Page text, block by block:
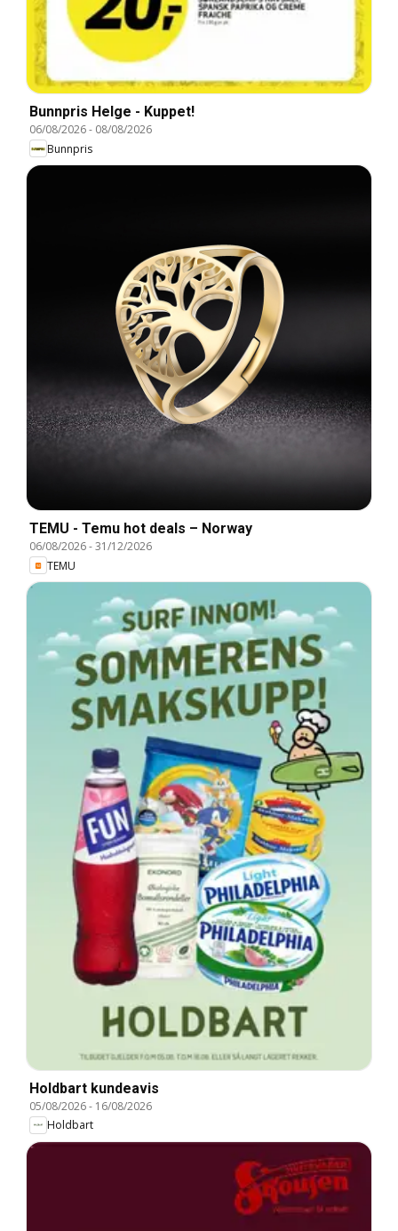
Bunnpris Helge - Kuppet!
06/08/2026- 08/08/2026
Bunnpris
TEMU - Temu hot deals – Norway
06/08/2026-31/12/2026
TEMU
Holdbart kundeavis
05/08/2026- 16/08/2026
Holdbart